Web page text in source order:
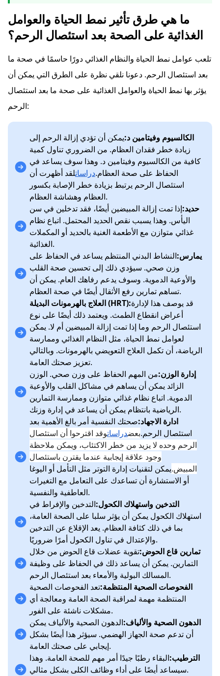
ما هي طرق تأثير نمط الحياة والعوامل
الغذائية على الصحة بعد استئصال الرحم؟
تلعب عوامل نمط الحياة والنظام الغذائي دورًا حاسمًا في صحة ما
بعد استئصال الرحم. دعونا نلقي نظرة على الطرق التي يمكن أن
يؤثر بها نمط الحياة والعوامل الغذائية على صحة ما بعد استئصال
الرحم:
الكالسيوم وفيتامين د:يمكن أن تؤدي إزالة الرحم إلى
زيادة خطر فقدان العظام. من الضروري تناول كمية
كافية من الكالسيوم وفيتامين د. وهذا سوف يساعد في
الحفاظ على صحة العظام.دراساتلقد أظهرت أن
استئصال الرحم يرتبط بزيادة خطر الإصابة بكسور
العظام وهشاشة العظام.
حديد:إذا تمت إزالة المبيضين أيضًا، فقد تدخلين في سن
اليأس. وهذا يسبب نقص الحديد المحتمل. اتباع نظام
غذائي متوازن مع الأطعمة الغنية بالحديد أو المكملات
الغذائية.
يمارس:النشاط البدني المنتظم يساعد في الحفاظ على
وزن صحي. سيؤدي ذلك إلى تحسين صحة القلب
والأوعية الدموية. وسوف يدعم رفاهك العام. يمكن أن
تساهم تمارين رفع الأثقال أيضًا في صحة العظام.
العلاج بالهرمونات البديلة (HRT):قد يوصف هذا لإدارة
أعراض انقطاع الطمث. ويعتمد ذلك أيضًا على نوع
استئصال الرحم وما إذا تمت إزالة المبيضين أم لا. يمكن
لعوامل نمط الحياة، مثل النظام الغذائي وممارسة
الرياضة، أن تكمل العلاج التعويضي بالهرمونات. وبالتالي
تعزيز صحتك العامة.
إدارة الوزن:من المهم الحفاظ على وزن صحي. الوزن
الزائد يمكن أن يساهم في مشاكل القلب والأوعية
الدموية. اتباع نظام غذائي متوازن وممارسة التمارين
الرياضية بانتظام يمكن أن يساعد في إدارة وزنك.
ادارة الاجهاد:صحتك النفسية أمر بالغ الأهمية بعد
استئصال الرحم.بعضدراساتوقد اقترحوا أن استئصال
الرحم وحده لا يزيد من خطر الاكتئاب، ويمكن ملاحظة
وجود علاقة إيجابية عندما يقترن باستئصال
المبيض.يمكن لتقنيات إدارة التوتر مثل التأمل أو اليوغا
أو الاستشارة أن تساعدك على التعامل مع التغيرات
العاطفية والنفسية.
التدخين واستهلاك الكحول:التدخين والإفراط في
استهلاك الكحول يمكن أن يؤثر سلبا على الصحة العامة،
بما في ذلك كثافة العظام. يعد الإقلاع عن التدخين
والإعتدال في تناول الكحول أمرًا ضروريًا.
تمارين قاع الحوض:تقوية عضلات قاع الحوض من خلال
التمارين. يمكن أن يساعد ذلك في الحفاظ على وظيفة
المسالك البولية والأمعاء بعد استئصال الرحم.
الفحوصات الصحية المنتظمة:تعد الفحوصات الصحية
المنتظمة مهمة لمراقبة الصحة العامة ومعالجة أي
مشكلات ناشئة على الفور.
الدهون الصحية والألياف:الدهون الصحية والألياف يمكن
أن تدعم صحة الجهاز الهضمي. سيؤثر هذا أيضًا بشكل
إيجابي على صحتك العامة.
الترطيب:البقاء رطبًا جيدًا أمر مهم للصحة العامة. وهذا
سيساعد أيضًا على أداء وظائف الكلى بشكل مثالي.